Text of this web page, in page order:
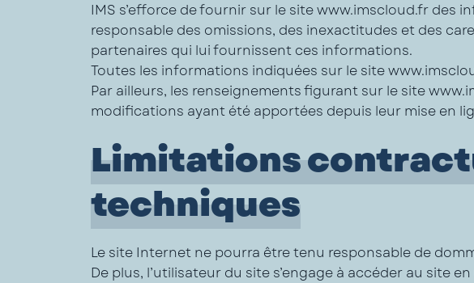
IMS s’efforce de fournir sur le site www.imscloud.fr des
responsable des omissions, des inexactitudes et des
partenaires qui lui fournissent ces informations.
Toutes les informations indiquées sur le site
Par ailleurs, les renseignements figurant sur le site
modifications ayant été apportées depuis leur mise en
Limitations
techniques
Le site Internet ne pourra être tenu responsable de
De plus, l’utilisateur du site s’engage à accéder au site